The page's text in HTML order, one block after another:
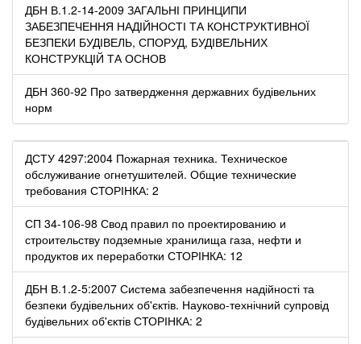
ДБН В.1.2-14-2009 ЗАГАЛЬНІ ПРИНЦИПИ
ЗАБЕЗПЕЧЕННЯ НАДІЙНОСТІ ТА КОНСТРУКТИВНОЇ
БЕЗПЕКИ БУДІВЕЛЬ, СПОРУД, БУДІВЕЛЬНИХ
КОНСТРУКЦІЙ ТА ОСНОВ
ДБН 360-92 Про затвердження державних будівельних
норм
ДСТУ 4297:2004 Пожарная техника. Техническое
обслуживание огнетушителей. Общие технические
требования СТОРІНКА: 2
СП 34-106-98 Свод правил по проектированию и
строительству подземные хранилища газа, нефти и
продуктов их переработки СТОРІНКА: 12
ДБН В.1.2-5:2007 Система забезпечення надійності та
безпеки будівельних об'єктів. Науково-технічний супровід
будівельних об'єктів СТОРІНКА: 2